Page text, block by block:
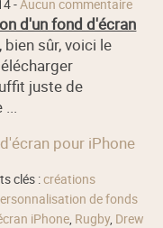
-Aucun commentaire
d'un fond d'écran
bien sûr, voici le
juste de
...
pour iPhone
clés :créations
de fonds
iPhone, Rugby, Drew